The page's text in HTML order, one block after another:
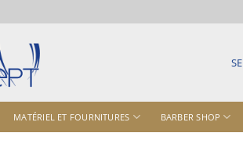
MATÉRIEL ET FOURNITURES BARBER SHOP